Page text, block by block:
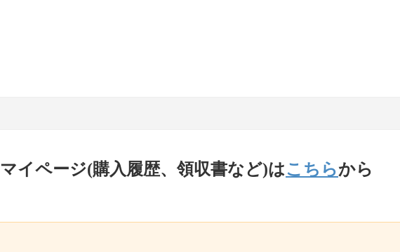
マイページ(購入履歴、領収書など)はこちらから